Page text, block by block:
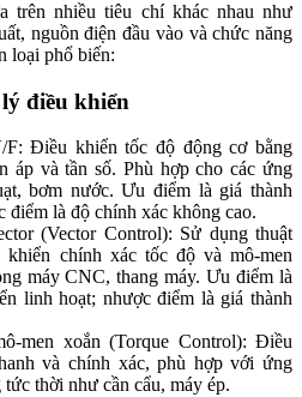
trên nhiều tiêu chí khác nhau như
nguồn điện đầu vào và chức năng
loại phổ biến:
điều khiển
Điều khiển tốc độ động cơ bằng
áp và tần số. Phù hợp cho các ứng
bơm nước. Ưu điểm là giá thành
điểm là độ chính xác không cao.
(Vector Control): Sử dụng thuật
khiển chính xác tốc độ và mô-men
máy CNC, thang máy. Ưu điểm là
linh hoạt; nhược điểm là giá thành
men xoắn (Torque Control): Điều
và chính xác, phù hợp với ứng
thời như cần cẩu, máy ép.